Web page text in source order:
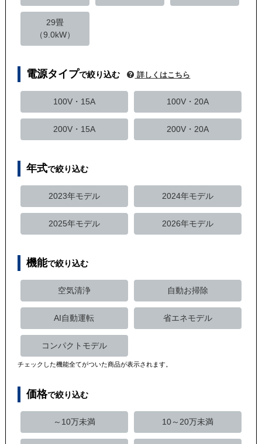
29畳
（9.0kW）
電源タイプで絞り込む 詳しくはこちら
100V・15A 100V・20A
200V・15A 200V・20A
年式で絞り込む
2023年モデル 2024年モデル
2025年モデル 2026年モデル
機能で絞り込む
空気清浄 自動お掃除
AI自動運転 省エネモデル
コンパクトモデル
チェックした機能全てがついた商品が表示されます。
価格で絞り込む
～10万未満 10～20万未満